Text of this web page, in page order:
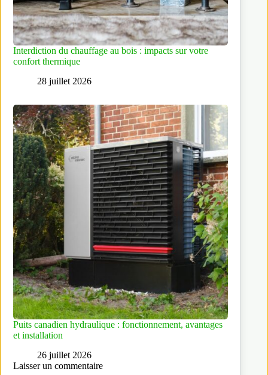
Interdiction du chauffage au bois : impacts sur votre
confort thermique
28 juillet 2026
Puits canadien hydraulique : fonctionnement, avantages
et installation
26 juillet 2026
Laisser un commentaire